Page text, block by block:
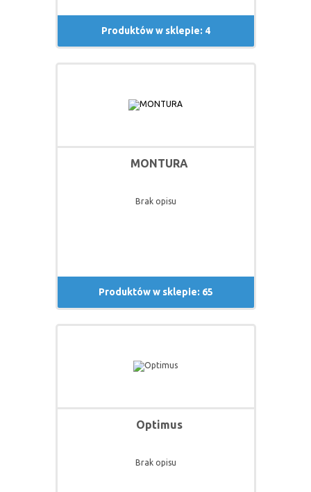
Produktów w sklepie: 4
MONTURA
Brak opisu
Produktów w sklepie: 65
Optimus
Brak opisu